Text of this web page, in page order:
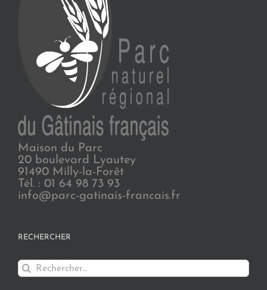
Maison du Parc
20 boulevard Lyautey
91490 Milly-la-Forêt
Tél. : 01 64 98 73 93
info@parc-gatinais-francais.fr
RECHERCHER
Rechercher: